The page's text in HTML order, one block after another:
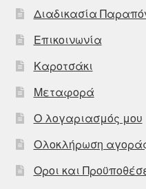
Διαδικασία
Επικοινωνία
Καροτσάκι
Μεταφορά
Ο λογαριασμός μου
Ολοκλήρωση
Οροι και